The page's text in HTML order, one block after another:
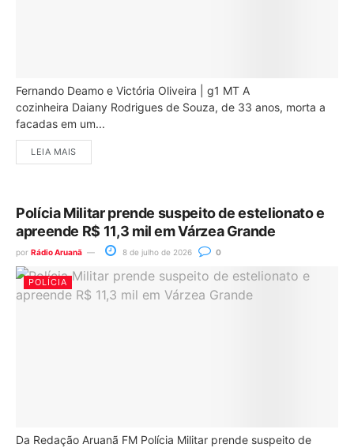
Fernando Deamo e Victória Oliveira | g1 MT A
cozinheira Daiany Rodrigues de Souza, de 33 anos, morta a
facadas em um...
LEIA MAIS
Polícia Militar prende suspeito de estelionato e
apreende R$ 11,3 mil em Várzea Grande
por Rádio Aruanã 8 de julho de 2026 0
POLÍCIA
Da Redação Aruanã FM Polícia Militar prende suspeito de